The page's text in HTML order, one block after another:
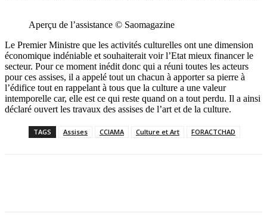
Aperçu de l’assistance © Saomagazine
Le Premier Ministre que les activités culturelles ont une dimension
économique indéniable et souhaiterait voir l’Etat mieux financer le
secteur. Pour ce moment inédit donc qui a réuni toutes les acteurs
pour ces assises, il a appelé tout un chacun à apporter sa pierre à
l’édifice tout en rappelant à tous que la culture a une valeur
intemporelle car, elle est ce qui reste quand on a tout perdu. Il a ainsi
déclaré ouvert les travaux des assises de l’art et de la culture.
TAGS Assises CCIAMA Culture et Art FORACTCHAD